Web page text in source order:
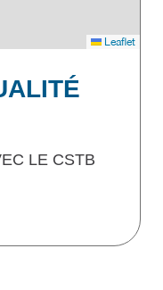
Leaflet
LE CSTB